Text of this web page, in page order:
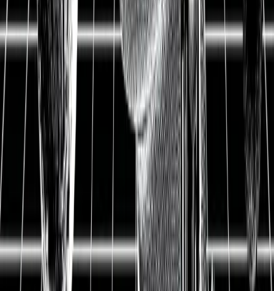
Aktienanalyse
BB Biotech Aktienanalyse:
Starker Dividendenzahler in
wachsendem Sektor?